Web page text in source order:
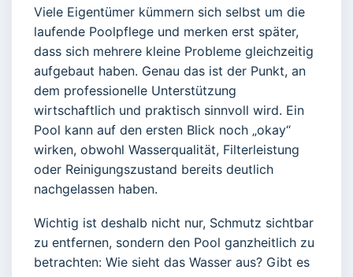
Viele Eigentümer kümmern sich selbst um die
laufende Poolpflege und merken erst später,
dass sich mehrere kleine Probleme gleichzeitig
aufgebaut haben. Genau das ist der Punkt, an
dem professionelle Unterstützung
wirtschaftlich und praktisch sinnvoll wird. Ein
Pool kann auf den ersten Blick noch „okay“
wirken, obwohl Wasserqualität, Filterleistung
oder Reinigungszustand bereits deutlich
nachgelassen haben.
Wichtig ist deshalb nicht nur, Schmutz sichtbar
zu entfernen, sondern den Pool ganzheitlich zu
betrachten: Wie sieht das Wasser aus? Gibt es